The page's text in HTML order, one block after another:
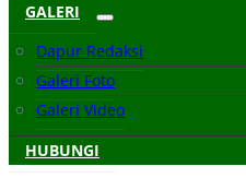
GALERI
Dapur Redaksi
Galeri Foto
Galeri Video
HUBUNGI